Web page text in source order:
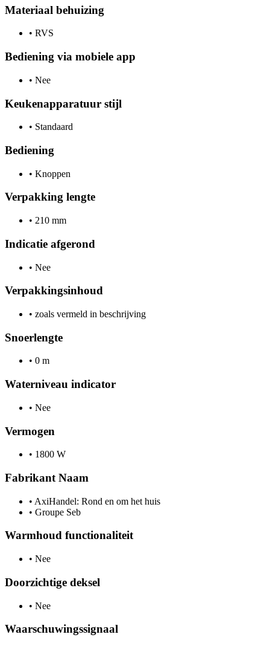
Materiaal behuizing
• RVS
Bediening via mobiele app
• Nee
Keukenapparatuur stijl
• Standaard
Bediening
• Knoppen
Verpakking lengte
• 210 mm
Indicatie afgerond
• Nee
Verpakkingsinhoud
• zoals vermeld in beschrijving
Snoerlengte
• 0 m
Waterniveau indicator
• Nee
Vermogen
• 1800 W
Fabrikant Naam
• AxiHandel: Rond en om het huis
• Groupe Seb
Warmhoud functionaliteit
• Nee
Doorzichtige deksel
• Nee
Waarschuwingssignaal